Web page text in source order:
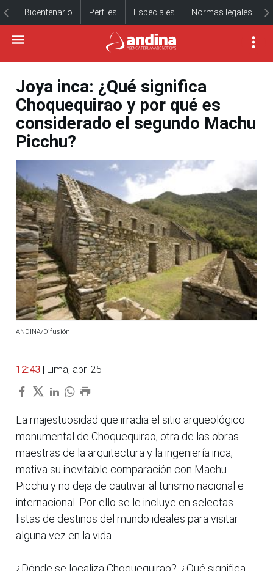
Bicentenario Perfiles Especiales Normas legales
Joya inca: ¿Qué significa
Choquequirao y por qué es
considerado el segundo Machu
Picchu?
ANDINA/Difusión
12:43 | Lima, abr. 25.
La majestuosidad que irradia el sitio arqueológico
monumental de Choquequirao, otra de las obras
maestras de la arquitectura y la ingeniería inca,
motiva su inevitable comparación con Machu
Picchu y no deja de cautivar al turismo nacional e
internacional. Por ello se le incluye en selectas
listas de destinos del mundo ideales para visitar
alguna vez en la vida.
¿Dónde se localiza Choquequirao?, ¿Qué significa